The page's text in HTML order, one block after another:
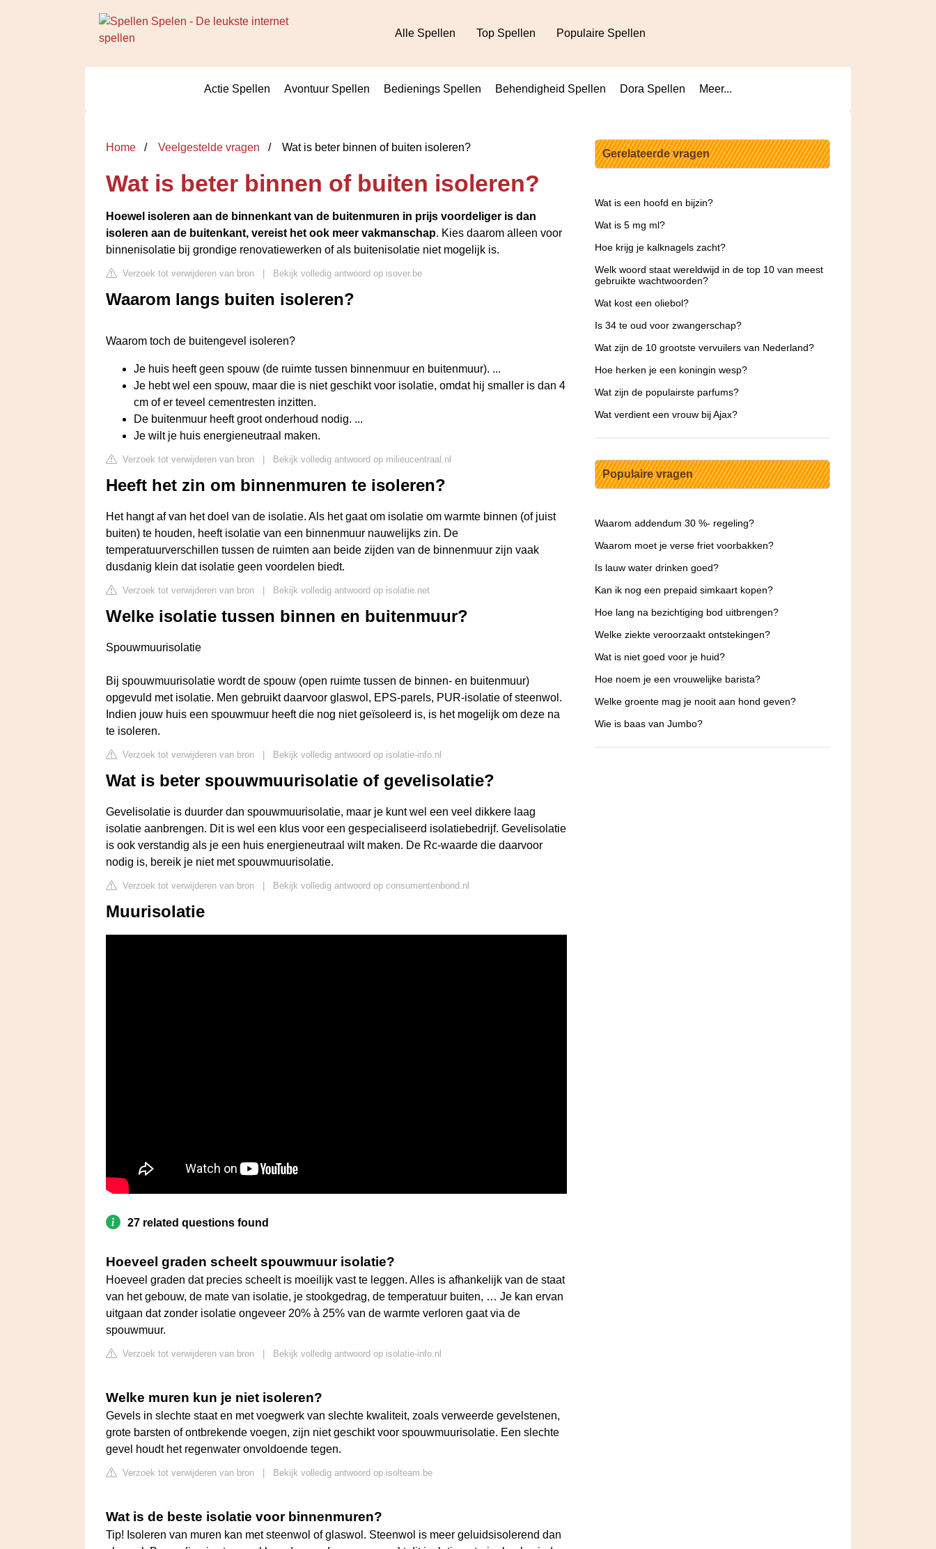
Alle Spellen Top Spellen Populaire Spellen
Actie Spellen Avontuur Spellen Bedienings Spellen Behendigheid Spellen Dora Spellen Meer...
Home Veelgestelde vragen Wat is beter binnen of buiten isoleren?
Wat is beter binnen of buiten isoleren?
Hoewel isoleren aan de binnenkant van de buitenmuren in prijs voordeliger is dan
isoleren aan de buitenkant, vereist het ook meer vakmanschap. Kies daarom alleen voor
binnenisolatie bij grondige renovatiewerken of als buitenisolatie niet mogelijk is.
Verzoek tot verwijderen van bron Bekijk volledig antwoord op isover.be
Waarom langs buiten isoleren?
Waarom toch de buitengevel isoleren?
Je huis heeft geen spouw (de ruimte tussen binnenmuur en buitenmuur). ...
Je hebt wel een spouw, maar die is niet geschikt voor isolatie, omdat hij smaller is dan 4
cm of er teveel cementresten inzitten.
De buitenmuur heeft groot onderhoud nodig. ...
Je wilt je huis energieneutraal maken.
Verzoek tot verwijderen van bron Bekijk volledig antwoord op milieucentraal.nl
Heeft het zin om binnenmuren te isoleren?
Het hangt af van het doel van de isolatie. Als het gaat om isolatie om warmte binnen (of juist
buiten) te houden, heeft isolatie van een binnenmuur nauwelijks zin. De
temperatuurverschillen tussen de ruimten aan beide zijden van de binnenmuur zijn vaak
dusdanig klein dat isolatie geen voordelen biedt.
Verzoek tot verwijderen van bron Bekijk volledig antwoord op isolatie.net
Welke isolatie tussen binnen en buitenmuur?
Spouwmuurisolatie
Bij spouwmuurisolatie wordt de spouw (open ruimte tussen de binnen- en buitenmuur)
opgevuld met isolatie. Men gebruikt daarvoor glaswol, EPS-parels, PUR-isolatie of steenwol.
Indien jouw huis een spouwmuur heeft die nog niet geïsoleerd is, is het mogelijk om deze na
te isoleren.
Verzoek tot verwijderen van bron Bekijk volledig antwoord op isolatie-info.nl
Wat is beter spouwmuurisolatie of gevelisolatie?
Gevelisolatie is duurder dan spouwmuurisolatie, maar je kunt wel een veel dikkere laag
isolatie aanbrengen. Dit is wel een klus voor een gespecialiseerd isolatiebedrijf. Gevelisolatie
is ook verstandig als je een huis energieneutraal wilt maken. De Rc-waarde die daarvoor
nodig is, bereik je niet met spouwmuurisolatie.
Verzoek tot verwijderen van bron Bekijk volledig antwoord op consumentenbond.nl
Muurisolatie
27 related questions found
Hoeveel graden scheelt spouwmuur isolatie?
Hoeveel graden dat precies scheelt is moeilijk vast te leggen. Alles is afhankelijk van de staat
van het gebouw, de mate van isolatie, je stookgedrag, de temperatuur buiten, … Je kan ervan
uitgaan dat zonder isolatie ongeveer 20% à 25% van de warmte verloren gaat via de
spouwmuur.
Verzoek tot verwijderen van bron Bekijk volledig antwoord op isolatie-info.nl
Welke muren kun je niet isoleren?
Gevels in slechte staat en met voegwerk van slechte kwaliteit, zoals verweerde gevelstenen,
grote barsten of ontbrekende voegen, zijn niet geschikt voor spouwmuurisolatie. Een slechte
gevel houdt het regenwater onvoldoende tegen.
Verzoek tot verwijderen van bron Bekijk volledig antwoord op isolteam.be
Wat is de beste isolatie voor binnenmuren?
Tip! Isoleren van muren kan met steenwol of glaswol. Steenwol is meer geluidsisolerend dan
Gerelateerde vragen
Wat is een hoofd en bijzin?
Wat is 5 mg ml?
Hoe krijg je kalknagels zacht?
Welk woord staat wereldwijd in de top 10 van meest
gebruikte wachtwoorden?
Wat kost een oliebol?
Is 34 te oud voor zwangerschap?
Wat zijn de 10 grootste vervuilers van Nederland?
Hoe herken je een koningin wesp?
Wat zijn de populairste parfums?
Wat verdient een vrouw bij Ajax?
Populaire vragen
Waarom addendum 30 %- regeling?
Waarom moet je verse friet voorbakken?
Is lauw water drinken goed?
Kan ik nog een prepaid simkaart kopen?
Hoe lang na bezichtiging bod uitbrengen?
Welke ziekte veroorzaakt ontstekingen?
Wat is niet goed voor je huid?
Hoe noem je een vrouwelijke barista?
Welke groente mag je nooit aan hond geven?
Wie is baas van Jumbo?